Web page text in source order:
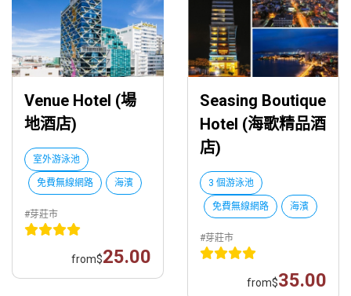
Venue Hotel (場
地酒店)
室外游泳池
免費無線網路 海濱
#芽莊市
from$25.00
Seasing Boutique
Hotel (海歌精品酒
店)
3 個游泳池
免費無線網路 海濱
#芽莊市
from$35.00